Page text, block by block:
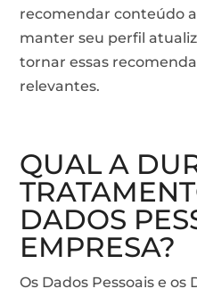
recomendar conteúdo
manter seu perfil
tornar essas
relevantes.
QUAL A
DADOS
EMPRESA?
Os Dados Pessoais e os